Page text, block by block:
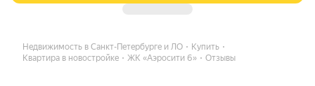
Недвижимость в Санкт-Петербурге и ЛО
Купить
Квартира в новостройке
ЖК «Аэросити 6» Отзывы